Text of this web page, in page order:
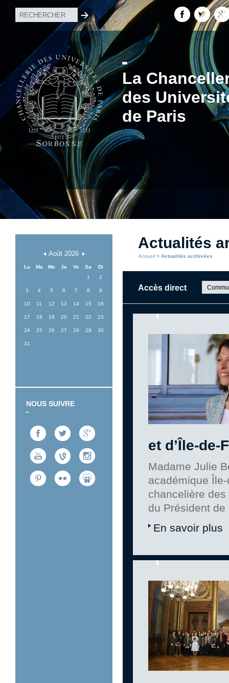
La
des
de Paris
Août2026
Lu Ma Me Je Ve Sa
Di
1
2
3 4 5 6 7 8 9
10 11 12 13 14 15 16
17 18 19 20 21 22 23
24 25 26 27 28 29 30
31
NOUS SUIVRE
Actualités
Accueil> Actualités archivées
Accès direct
et d’Île-de-
Madame Julie
académique
chancelière des
du Président
En savoir plus